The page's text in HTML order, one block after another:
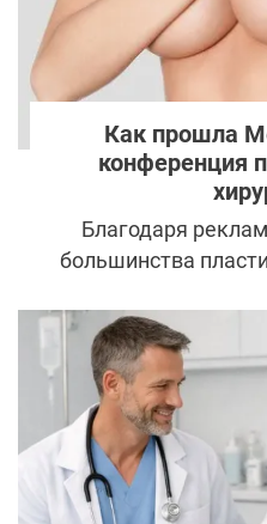
Как прошла
конференция
Благодаря
большинства
любой женщине
когда речь идет о
сразу
легкая по мнению
превращается в
ведь каждый